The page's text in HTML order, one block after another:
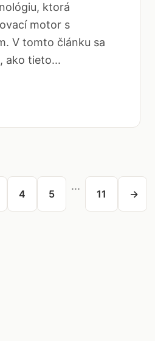
ktorá
motor s
V tomto článku sa
ako tieto...
4 5
...
11 →